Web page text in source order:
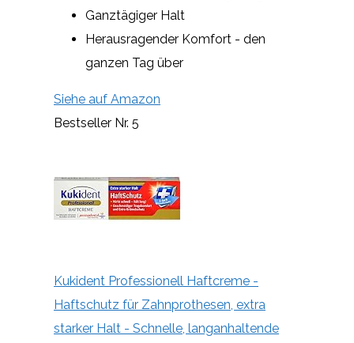
Ganztägiger Halt
Herausragender Komfort - den
ganzen Tag über
Siehe auf Amazon
Bestseller Nr. 5
Kukident Professionell Haftcreme -
Haftschutz für Zahnprothesen, extra
starker Halt - Schnelle, langanhaltende